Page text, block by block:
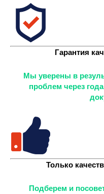
Гарантия
Мы уверены в
проблем через
Только
Подберем и